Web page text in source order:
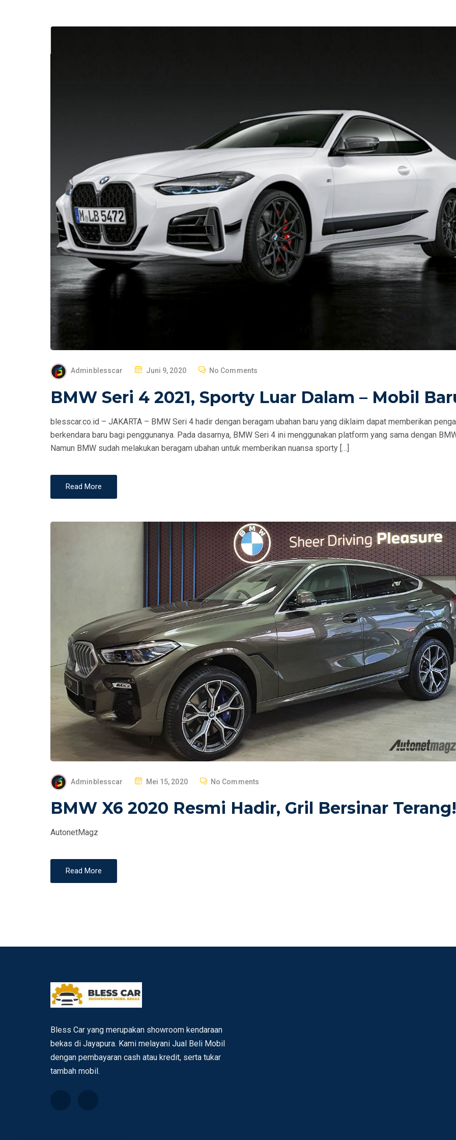
Adminblesscar
S
E
D
O
Juni 9, 2020 No Comments
BMW Seri 4 2021, Sporty Luar Dalam – Mobil
blesscar.co.id – JAKARTA – BMW Seri 4 hadir dengan beragam ubahan baru yang diklaim dapat memberikan
berkendara baru bagi penggunanya. Pada dasarnya, BMW Seri 4 ini menggunakan platform yang sama dengan
Namun BMW sudah melakukan beragam ubahan untuk memberikan nuansa sporty […]
Read More
Adminblesscar
P
S
Mei 15, 2020 No Comments
BMW X6 2020 Resmi Hadir, Gril Bersinar Terang!
AutonetMagz
Read More
Bless Car yang merupakan showroom kendaraan
bekas di Jayapura. Kami melayani Jual Beli Mobil
dengan pembayaran cash atau kredit, serta tukar
tambah mobil.